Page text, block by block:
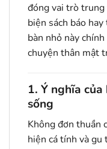
đóng vai trò trung
biện sách báo
bàn nhỏ này
chuyện thân mật
1. Ý nghĩa
sống
Không đơn thuần
hiện cá tính và gu